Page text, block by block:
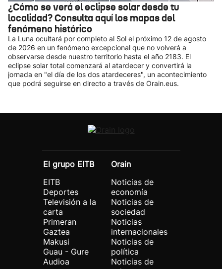
¿Cómo se verá el eclipse solar desde tu
localidad? Consulta aquí los mapas del
fenómeno histórico
La Luna ocultará por completo al Sol el próximo 12 de agosto
de 2026 en un fenómeno excepcional que no volverá a
observarse desde nuestro territorio hasta el año 2183. El
eclipse solar total comenzará al atardecer y convertirá la
jornada en "el día de los dos atardeceres", un acontecimiento
que podrá seguirse en directo a través de Orain.eus.
El grupo EITB
EITB
Deportes
Televisión a la
carta
Primeran
Gaztea
Makusi
Guau - Gure
Audioa
Orain
Noticias de
economía
Noticias de
sociedad
Noticias
internacionales
Noticias de
política
Noticias de